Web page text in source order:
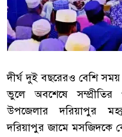
দীর্ঘ দুই বছরেরও বেশি সময়
ভুলে অবশেষে
উপজেলার দরিয়াপুর
দরিয়াপুর জামে মসজিদকে